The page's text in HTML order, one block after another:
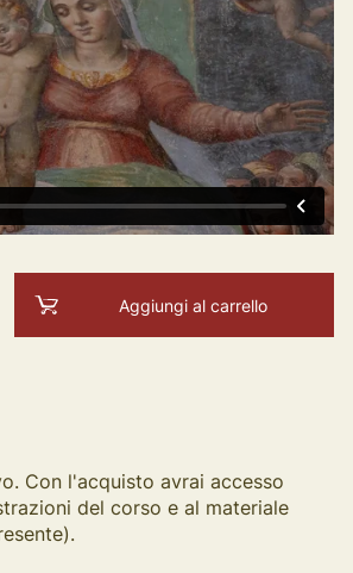
Aggiungi al carrello
Con l'acquisto avrai accesso
del corso e al materiale